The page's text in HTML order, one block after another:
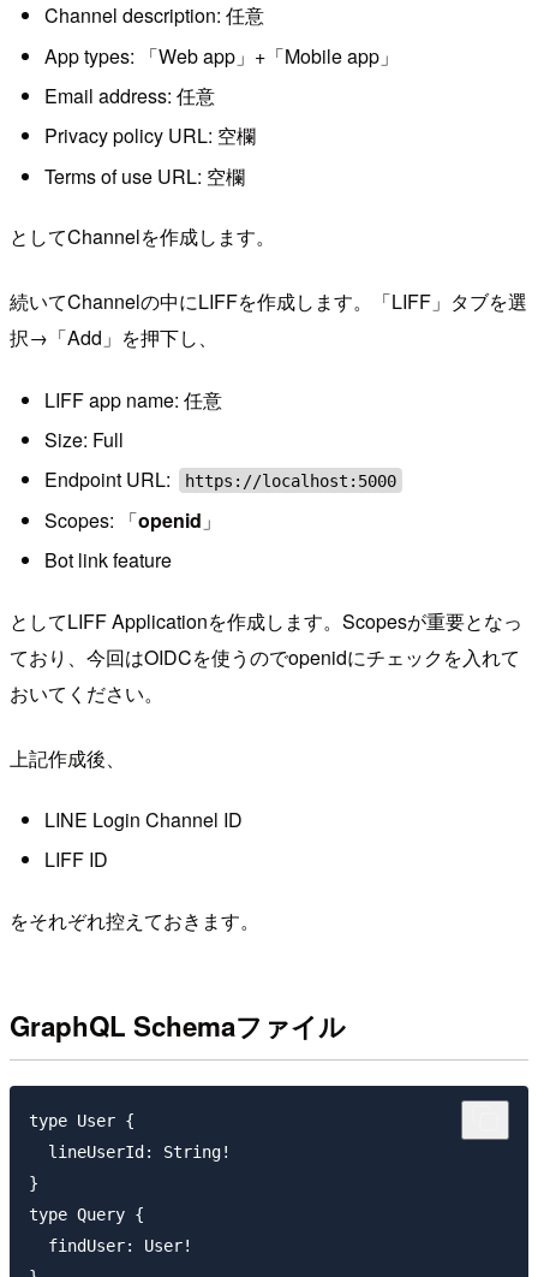
Channel description: 任意
App types: 「Web app」+「Mobile app」
Email address: 任意
Privacy policy URL: 空欄
Terms of use URL: 空欄
としてChannelを作成します。
続いてChannelの中にLIFFを作成します。「LIFF」タブを選
択→「Add」を押下し、
LIFF app name: 任意
Size: Full
Endpoint URL:
https://localhost:5000
Scopes: 「openid 」
Bot link feature
としてLIFF Applicationを作成します。Scopesが重要となっ
ており、今回はOIDCを使うのでopenidにチェックを入れて
おいてください。
上記作成後、
LINE Login Channel ID
LIFF ID
をそれぞれ控えておきます。
GraphQL Schemaファイル
type User {
  lineUserId: String!
}
type Query {
  findUser: User!